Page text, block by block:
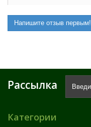
Напишите отзыв первым!
Рассылка
Категории